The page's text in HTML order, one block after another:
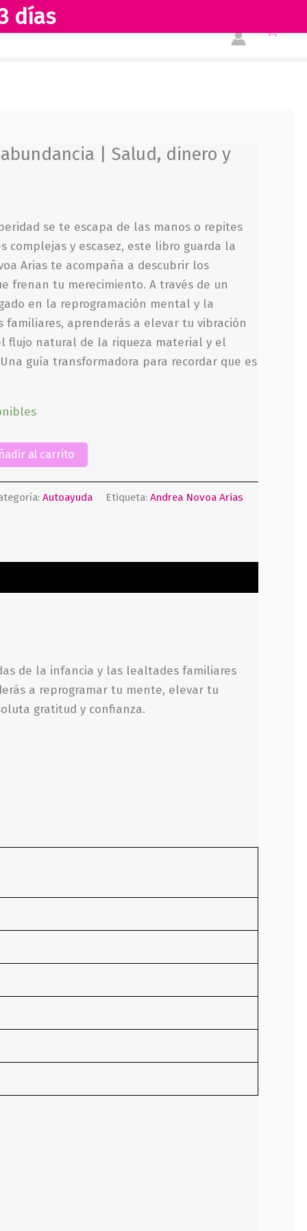
días
Tienda
| Salud, dinero y
se te escapa de las manos o repites
complejas y escasez, este libro guarda la
Arias te acompaña a descubrir los
frenan tu merecimiento. A través de un
en la reprogramación mental y la
familiares, aprenderás a elevar tu vibración
flujo natural de la riqueza material y el
guía transformadora para recordar que es
al carrito
Autoayuda Etiqueta:Andrea Novoa Arias
de la infancia y las lealtades familiares
a reprogramar tu mente, elevar tu
gratitud y confianza.
|